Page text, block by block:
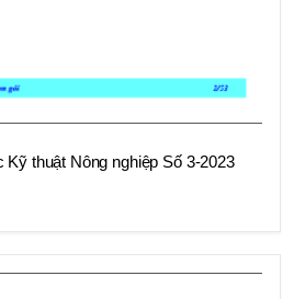
Kỹ thuật Nông nghiệp Số 3-2023